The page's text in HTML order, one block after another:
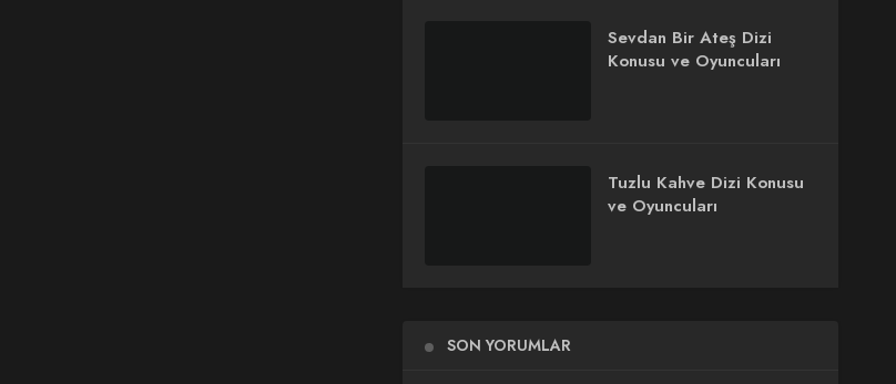
Sevdan Bir Ateş Dizi
Konusu ve Oyuncuları
Tuzlu Kahve Dizi Konusu
ve Oyuncuları
SON YORUMLAR